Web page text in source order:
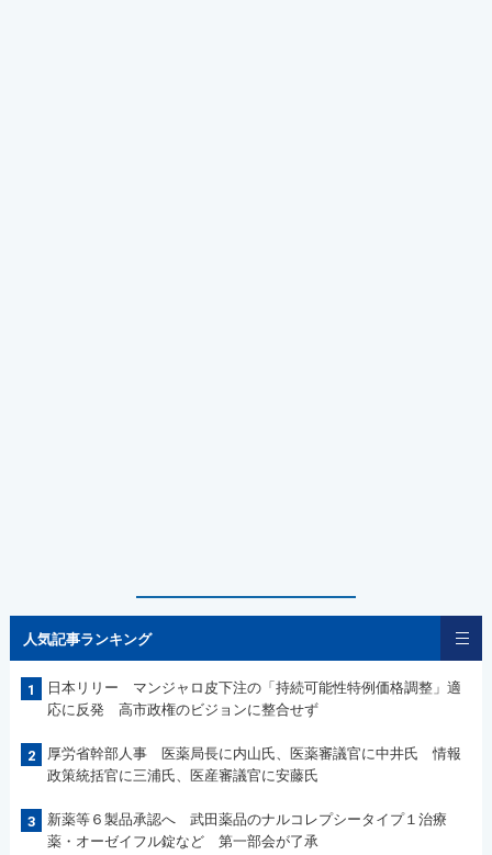
人気記事ランキング
1
日本リリー マンジャロ皮下注の「持続可能性特例価格調整」適
応に反発 高市政権のビジョンに整合せず
2
厚労省幹部人事 医薬局長に内山氏、医薬審議官に中井氏 情報
政策統括官に三浦氏、医産審議官に安藤氏
3
新薬等６製品承認へ 武田薬品のナルコレプシータイプ１治療
薬・オーゼイフル錠など 第一部会が了承